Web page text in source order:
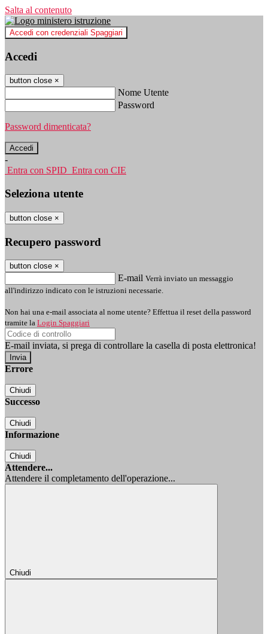
Salta al contenuto
Accedi con credenziali Spaggiari
Accedi
button close ×
Nome Utente
Password
Password dimenticata?
-
Entra con SPID Entra con CIE
Seleziona utente
button close ×
Recupero password
button close ×
E-mail Verrà inviato un messaggio
all'indirizzo indicato con le istruzioni necessarie.
Non hai una e-mail associata al nome utente? Effettua il reset della password
tramite la Login Spaggiari
E-mail inviata, si prega di controllare la casella di posta elettronica!
Errore
Chiudi
Successo
Chiudi
Informazione
Chiudi
Attendere...
Attendere il completamento dell'operazione...
Chiudi